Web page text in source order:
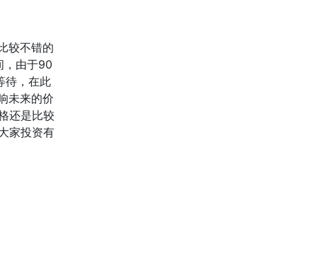
较不错的
，由于90
待，在此
未来的价
还是比较
家投资有